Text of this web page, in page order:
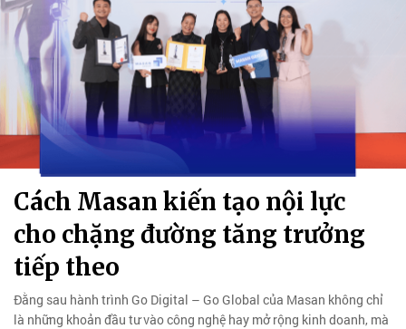
Cách Masan kiến tạo nội lực
cho chặng đường tăng trưởng
tiếp theo
Đằng sau hành trình Go Digital – Go Global của Masan không chỉ
là những khoản đầu tư vào công nghệ hay mở rộng kinh doanh, mà